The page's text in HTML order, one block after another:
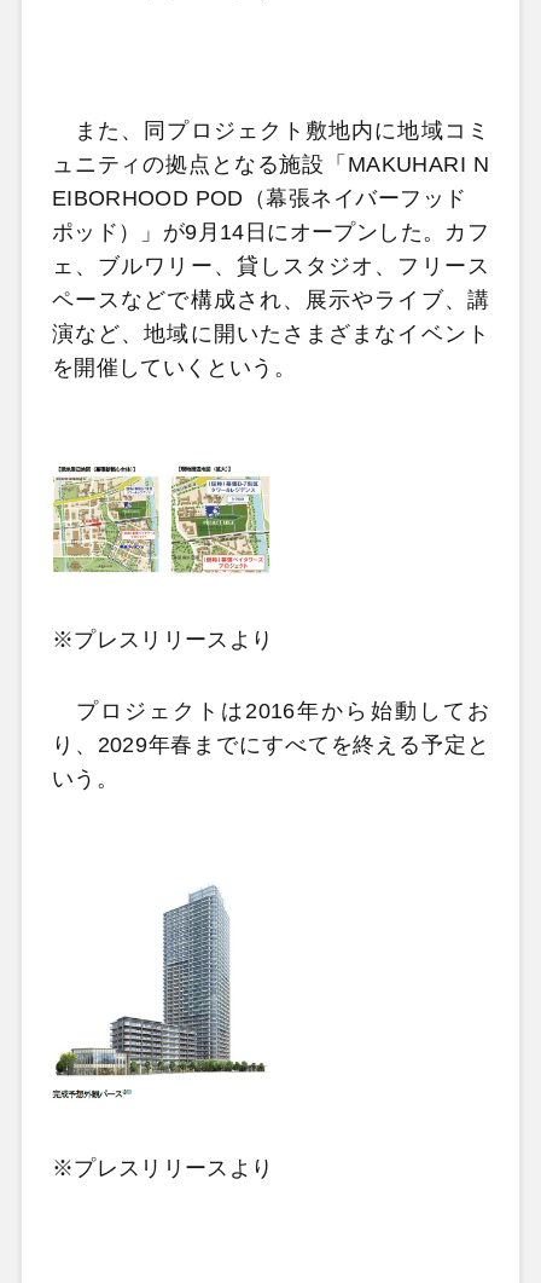
また、同プロジェクト敷地内に地域コミ
ュニティの拠点となる施設「MAKUHARI N
EIBORHOOD POD（幕張ネイバーフッド
ポッド）」が9月14日にオープンした。カフ
ェ、ブルワリー、貸しスタジオ、フリース
ペースなどで構成され、展示やライブ、講
演など、地域に開いたさまざまなイベント
を開催していくという。
※プレスリリースより
プロジェクトは2016年から始動してお
り、2029年春までにすべてを終える予定と
いう。
※プレスリリースより